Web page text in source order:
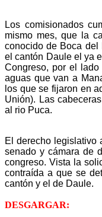
Los comisionados
mismo mes, que la
conocido de Boca
el cantón Daule el ya
Congreso, por el
aguas que van a
los que se fijaron en
Unión). Las
al rio Puca.
El derecho legislativo
senado y cámara de
congreso. Vista la
contraída a que se
cantón y el de Daule.
DESGARGAR: